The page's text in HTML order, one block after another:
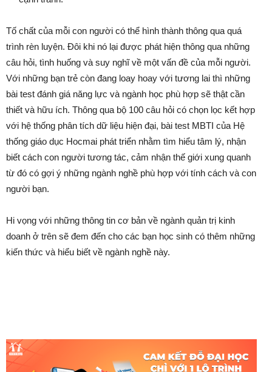
Tố chất của mỗi con người có thể hình thành thông qua quá
trình rèn luyện. Đôi khi nó lại được phát hiện thông qua những
câu hỏi, tình huống và suy nghĩ về một vấn đề của mỗi người.
Với những bạn trẻ còn đang loay hoay với tương lai thì những
bài test đánh giá năng lực và ngành học phù hợp sẽ thật cần
thiết và hữu ích. Thông qua bộ 100 câu hỏi có chọn lọc kết hợp
với hệ thống phân tích dữ liệu hiện đại, bài test MBTI của Hệ
thống giáo dục Hocmai phát triển nhằm tìm hiểu tâm lý, nhận
biết cách con người tương tác, cảm nhận thế giới xung quanh
từ đó có gợi ý những ngành nghề phù hợp với tính cách và con
người bạn.
Hi vọng với những thông tin cơ bản về ngành quản trị kinh
doanh ở trên sẽ đem đến cho các bạn học sinh có thêm những
kiến thức và hiểu biết về ngành nghề này.